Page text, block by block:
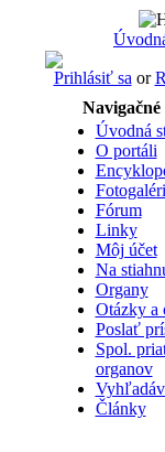
Prihlásiť sa or
Navigačné
Úvodná
O portáli
Fórum
Linky
Môj účet
Na
Organy
Otázky a
Poslať
Spol.
organov
Články